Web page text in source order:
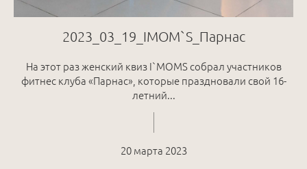
2023_03_19_IMOM`S_Парнас
На этот раз женский квиз I`MOMS собрал участников
фитнес клуба «Парнас», которые праздновали свой 16-
летний...
20 марта 2023